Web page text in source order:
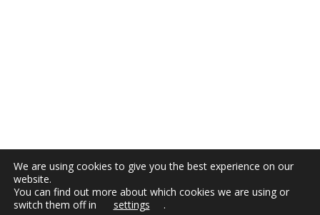
We are using cookies to give you the best experience on our
website.
You can find out more about which cookies we are using or
switch them off in
settings .